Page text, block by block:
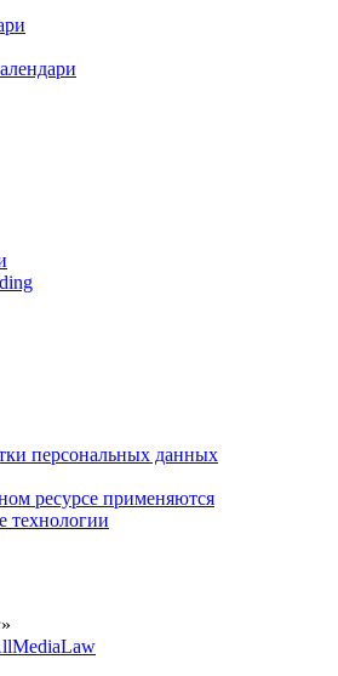
персональных данных
ресурсе применяются
технологии